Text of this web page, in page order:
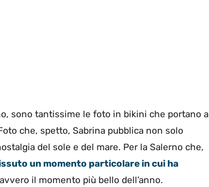
sono tantissime le foto in bikini che portano a
che, spetto, Sabrina pubblica non solo
del sole e del mare. Per la Salerno che,
un momento particolare in cui ha
il momento più bello dell’anno.